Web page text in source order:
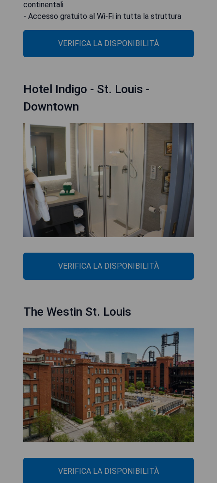
continentali
- Accesso gratuito al Wi-Fi in tutta la struttura
VERIFICA LA DISPONIBILITÀ
Hotel Indigo - St. Louis -
Downtown
VERIFICA LA DISPONIBILITÀ
The Westin St. Louis
VERIFICA LA DISPONIBILITÀ